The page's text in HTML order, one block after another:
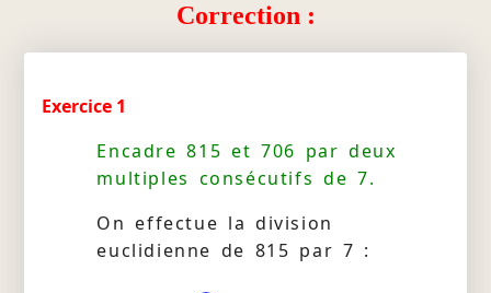
Correction :
Exercice 1
Encadre 815 et 706 par deux
multiples consécutifs de 7.
On effectue la division
euclidienne de 815 par 7 :